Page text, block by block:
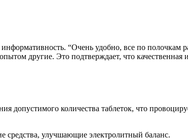
“Очень удобно, все по полочкам
другие. Это подтверждает, что качественная
допустимого количества таблеток, что
средства, улучшающие электролитный баланс.